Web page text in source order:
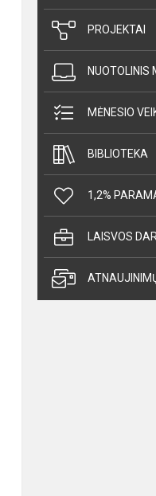
PROJEKTAI
NUOTOLINIS
MĖNESIO
BIBLIOTEKA
1,2%
LAISVOS